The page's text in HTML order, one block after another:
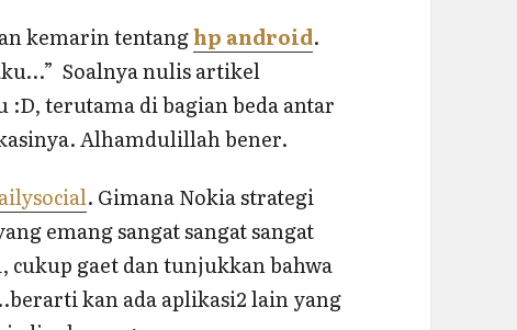
kemarin tentanghp android.
Soalnya nulis artikel
terutama di bagian beda antar
Alhamdulillah bener.
. Gimana Nokia strategi
emang sangat sangat sangat
gaet dan tunjukkan bahwa
kan ada aplikasi2 lain yang